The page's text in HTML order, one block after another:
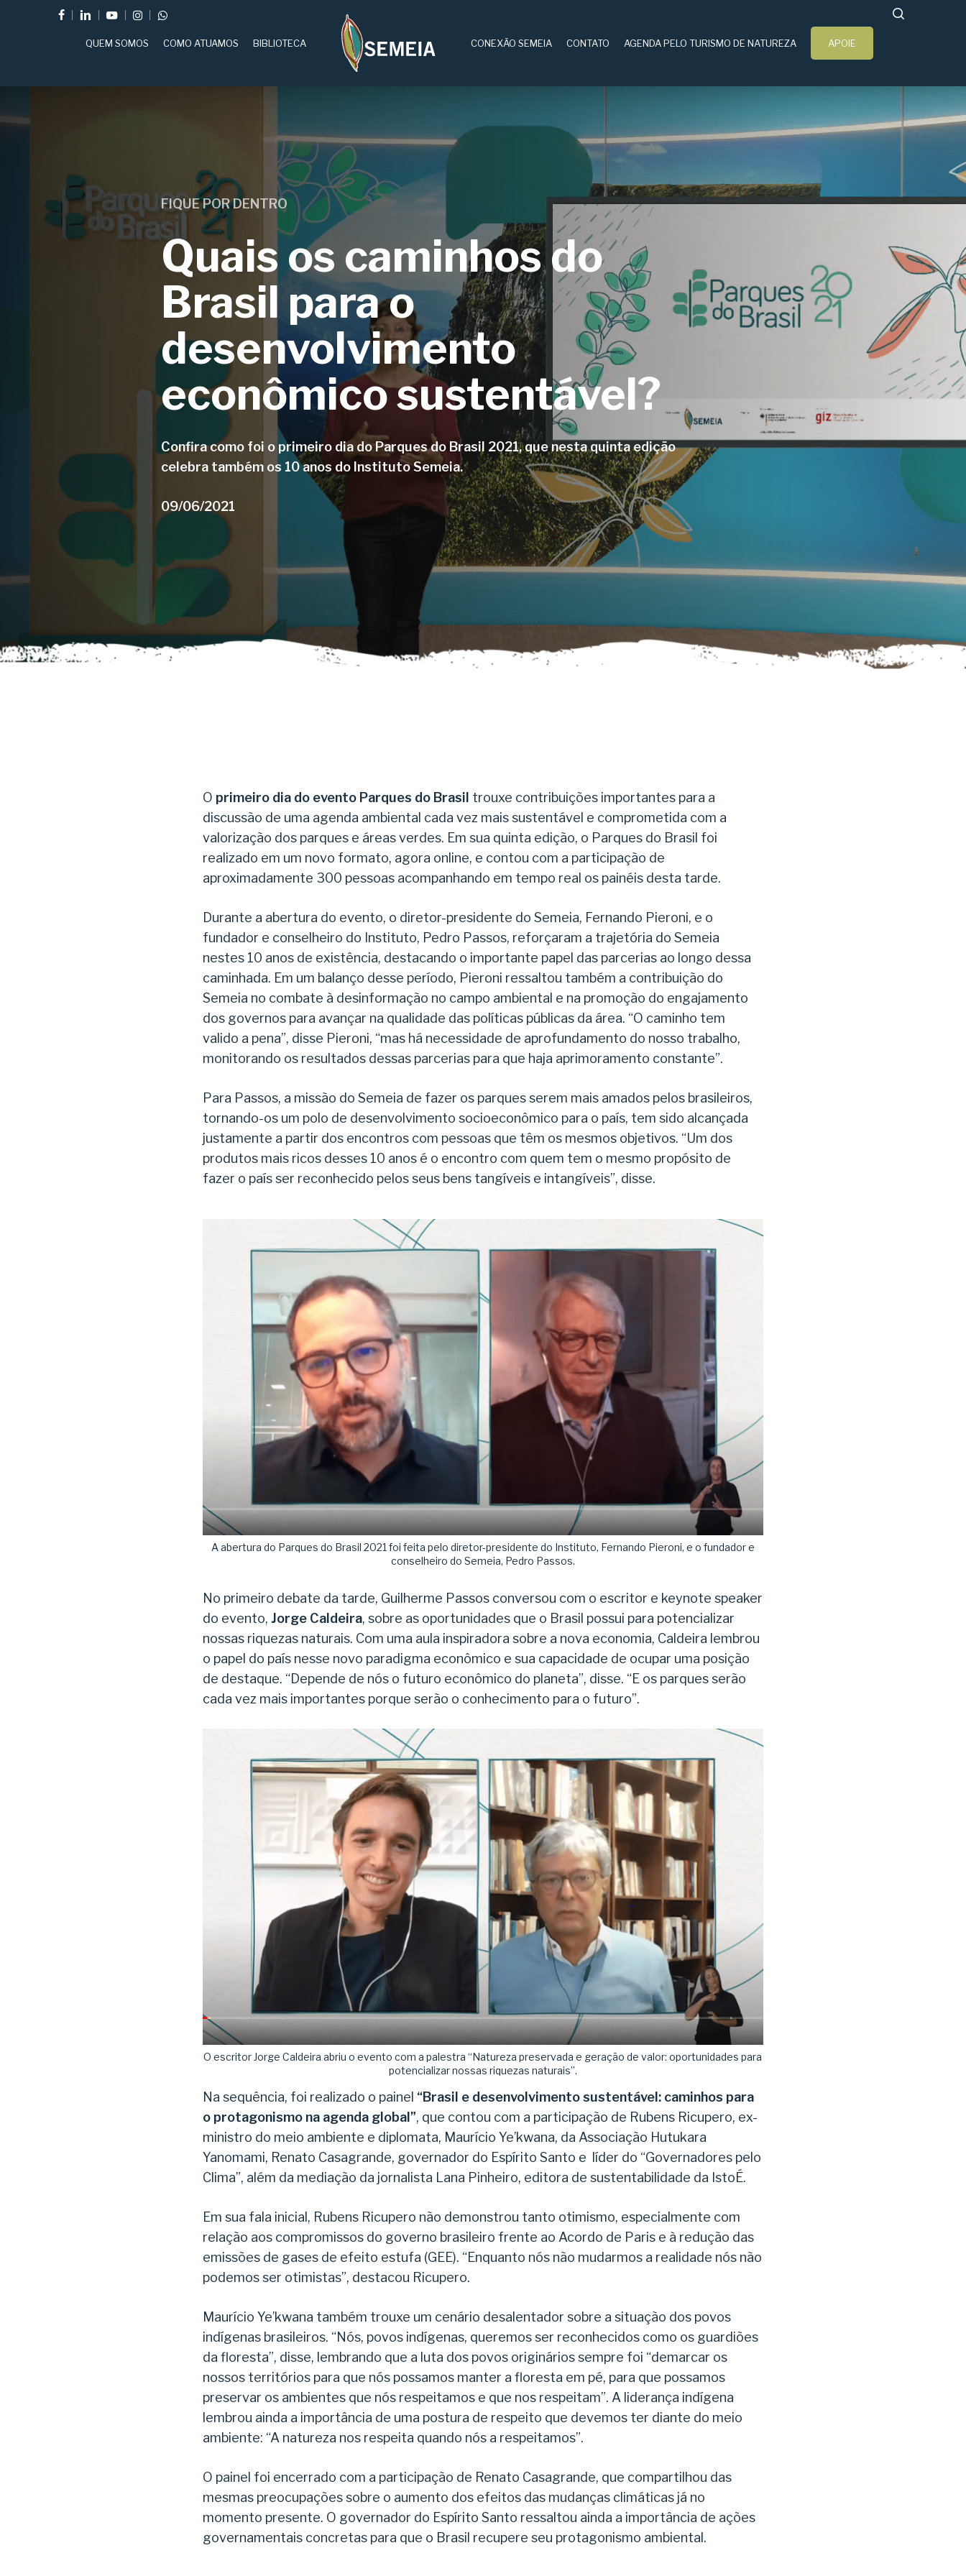
FACEBOOKLINKEDINYOUTUBEINSTAGRAMWHATSAPP
Aperte enter para pesquisar ou ESC para fechar
QUEM SOMOS COMO ATUAMOS BIBLIOTECA CONEXÃO SEMEIA CONTATO AGENDA PELO TURISMO DE NATUREZA APOIE
FIQUE POR DENTRO
Quais os caminhos do
Brasil para o
desenvolvimento
econômico sustentável?
Confira como foi o primeiro dia do Parques do Brasil 2021, que nesta quinta edição
celebra também os 10 anos do Instituto Semeia.
09/06/2021
O primeiro dia do evento Parques do Brasil trouxe contribuições importantes para a
discussão de uma agenda ambiental cada vez mais sustentável e comprometida com a
valorização dos parques e áreas verdes. Em sua quinta edição, o Parques do Brasil foi
realizado em um novo formato, agora online, e contou com a participação de
aproximadamente 300 pessoas acompanhando em tempo real os painéis desta tarde.
Durante a abertura do evento, o diretor-presidente do Semeia, Fernando Pieroni, e o
fundador e conselheiro do Instituto, Pedro Passos, reforçaram a trajetória do Semeia
nestes 10 anos de existência, destacando o importante papel das parcerias ao longo dessa
caminhada. Em um balanço desse período, Pieroni ressaltou também a contribuição do
Semeia no combate à desinformação no campo ambiental e na promoção do engajamento
dos governos para avançar na qualidade das políticas públicas da área. “O caminho tem
valido a pena”, disse Pieroni, “mas há necessidade de aprofundamento do nosso trabalho,
monitorando os resultados dessas parcerias para que haja aprimoramento constante”.
Para Passos, a missão do Semeia de fazer os parques serem mais amados pelos brasileiros,
tornando-os um polo de desenvolvimento socioeconômico para o país, tem sido alcançada
justamente a partir dos encontros com pessoas que têm os mesmos objetivos. “Um dos
produtos mais ricos desses 10 anos é o encontro com quem tem o mesmo propósito de
fazer o país ser reconhecido pelos seus bens tangíveis e intangíveis”, disse.
A abertura do Parques do Brasil 2021 foi feita pelo diretor-presidente do Instituto, Fernando Pieroni, e o fundador e
conselheiro do Semeia, Pedro Passos.
No primeiro debate da tarde, Guilherme Passos conversou com o escritor e keynote speaker
do evento, Jorge Caldeira, sobre as oportunidades que o Brasil possui para potencializar
nossas riquezas naturais. Com uma aula inspiradora sobre a nova economia, Caldeira lembrou
o papel do país nesse novo paradigma econômico e sua capacidade de ocupar uma posição
de destaque. “Depende de nós o futuro econômico do planeta”, disse. “E os parques serão
cada vez mais importantes porque serão o conhecimento para o futuro”.
O escritor Jorge Caldeira abriu o evento com a palestra “Natureza preservada e geração de valor: oportunidades para
potencializar nossas riquezas naturais”.
Na sequência, foi realizado o painel “Brasil e desenvolvimento sustentável: caminhos para
o protagonismo na agenda global”, que contou com a participação de Rubens Ricupero, ex-
ministro do meio ambiente e diplomata, Maurício Ye’kwana, da Associação Hutukara
Yanomami, Renato Casagrande, governador do Espírito Santo e líder do “Governadores pelo
Clima”, além da mediação da jornalista Lana Pinheiro, editora de sustentabilidade da IstoÉ.
Em sua fala inicial, Rubens Ricupero não demonstrou tanto otimismo, especialmente com
relação aos compromissos do governo brasileiro frente ao Acordo de Paris e à redução das
emissões de gases de efeito estufa (GEE). “Enquanto nós não mudarmos a realidade nós não
podemos ser otimistas”, destacou Ricupero.
Maurício Ye’kwana também trouxe um cenário desalentador sobre a situação dos povos
indígenas brasileiros. “Nós, povos indígenas, queremos ser reconhecidos como os guardiões
da floresta”, disse, lembrando que a luta dos povos originários sempre foi “demarcar os
nossos territórios para que nós possamos manter a floresta em pé, para que possamos
preservar os ambientes que nós respeitamos e que nos respeitam”. A liderança indígena
lembrou ainda a importância de uma postura de respeito que devemos ter diante do meio
ambiente: “A natureza nos respeita quando nós a respeitamos”.
O painel foi encerrado com a participação de Renato Casagrande, que compartilhou das
mesmas preocupações sobre o aumento dos efeitos das mudanças climáticas já no
momento presente. O governador do Espírito Santo ressaltou ainda a importância de ações
governamentais concretas para que o Brasil recupere seu protagonismo ambiental.